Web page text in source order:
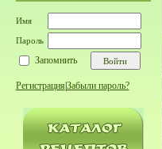
Имя
Пароль
Запомнить
Регистрация Забыли пароль?